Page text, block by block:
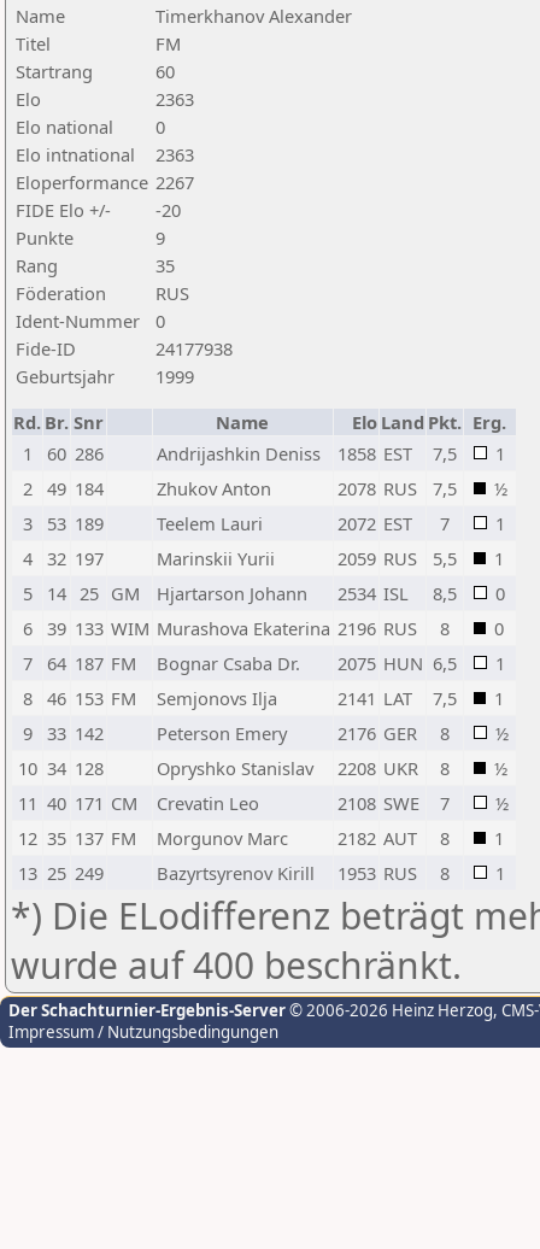
Name
Timerkhanov Alexander
Titel
FM
Startrang
60
Elo
2363
Elo national
0
Elo intnational
2363
Eloperformance 2267
FIDE Elo +/-
-20
Punkte
9
Rang
35
Föderation
RUS
Ident-Nummer
0
Fide-ID
24177938
Geburtsjahr
1999
Rd. Br. Snr Name Elo Land Pkt. Erg.
1
60 286 Andrijashkin Deniss 1858 EST 7,5
1
2
49 184 Zhukov Anton 2078 RUS 7,5
½
3
53 189 Teelem Lauri 2072 EST 7
1
4
32 197 Marinskii Yurii 2059 RUS 5,5
1
5
14 25 GM Hjartarson Johann 2534 ISL 8,5
0
6
39 133 WIM Murashova Ekaterina 2196 RUS 8
0
7
64 187 FM Bognar Csaba Dr. 2075 HUN 6,5
1
8
46 153 FM Semjonovs Ilja 2141 LAT 7,5
1
9
33 142 Peterson Emery 2176 GER 8
½
10 34 128 Opryshko Stanislav 2208 UKR 8
½
11 40 171 CM Crevatin Leo 2108 SWE 7
½
12 35 137 FM Morgunov Marc 2182 AUT 8
1
13 25 249 Bazyrtsyrenov Kirill 1953 RUS 8 1
*) Die ELodifferenz beträgt
wurde auf 400 beschränkt.
Der Schachturnier-Ergebnis-Server© 2006-2026 Heinz Herzog,
Impressum / Nutzungsbedingungen